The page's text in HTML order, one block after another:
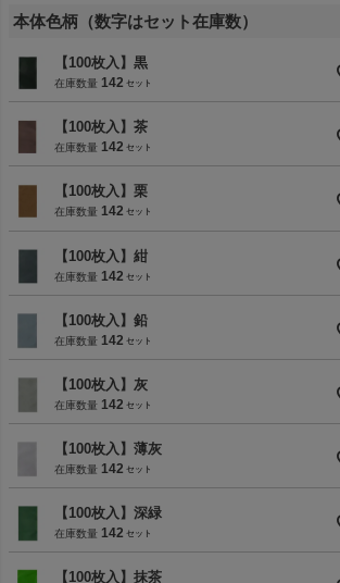
本体色柄（数字はセット在庫数）
【100枚入】黒
在庫数量 142
【100枚入】茶
在庫数量 142
【100枚入】栗
在庫数量 142
【100枚入】紺
在庫数量 142
【100枚入】鉛
在庫数量 142
【100枚入】灰
在庫数量 142
【100枚入】薄灰
在庫数量 142
【100枚入】深緑
在庫数量 142
【100枚入】抹茶